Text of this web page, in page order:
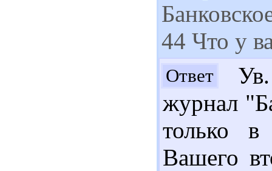
44 Что у
Ответ
журнал
только в
Вашего